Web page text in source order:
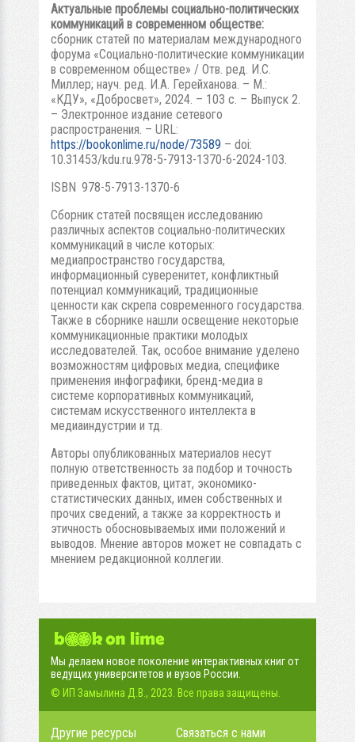
Актуальные проблемы социально-политических
коммуникаций в современном обществе:
сборник статей по материалам международного
форума «Социально-политические коммуникации
в современном обществе» / Отв. ред. И.С.
Миллер; науч. ред. И.А. Герейханова. – М.:
«КДУ», «Добросвет», 2024. – 103 с. – Выпуск 2.
– Электронное издание сетевого
распространения. – URL:
https://bookonlime.ru/node/73589 – doi:
10.31453/kdu.ru.978-5-7913-1370-6-2024-103.
ISBN 978-5-7913-1370-6
Сборник статей посвящен исследованию
различных аспектов социально-политических
коммуникаций в числе которых:
медиапространство государства,
информационный суверенитет, конфликтный
потенциал коммуникаций, традиционные
ценности как скрепа современного государства.
Также в сборнике нашли освещение некоторые
коммуникационные практики молодых
исследователей. Так, особое внимание уделено
возможностям цифровых медиа, специфике
применения инфографики, бренд-медиа в
системе корпоративных коммуникаций,
системам искусственного интеллекта в
медиаиндустрии и тд.
Авторы опубликованных материалов несут
полную ответственность за подбор и точность
приведенных фактов, цитат, экономико-
статистических данных, имен собственных и
прочих сведений, а также за корректность и
этичность обосновываемых ими положений и
выводов. Мнение авторов может не совпадать с
мнением редакционной коллегии.
Мы делаем новое поколение интерактивных книг от
ведущих университетов и вузов России.
© ИП Замылина Д.В., 2023. Все права защищены.
Другие ресурсы Связаться с нами